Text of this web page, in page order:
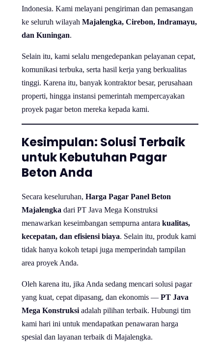
Indonesia. Kami melayani pengiriman dan pemasangan
ke seluruh wilayah Majalengka, Cirebon, Indramayu,
dan Kuningan.
Selain itu, kami selalu mengedepankan pelayanan cepat,
komunikasi terbuka, serta hasil kerja yang berkualitas
tinggi. Karena itu, banyak kontraktor besar, perusahaan
properti, hingga instansi pemerintah mempercayakan
proyek pagar beton mereka kepada kami.
Kesimpulan: Solusi Terbaik
untuk Kebutuhan Pagar
Beton Anda
Secara keseluruhan, Harga Pagar Panel Beton
Majalengka dari PT Java Mega Konstruksi
menawarkan keseimbangan sempurna antara kualitas,
kecepatan, dan efisiensi biaya. Selain itu, produk kami
tidak hanya kokoh tetapi juga memperindah tampilan
area proyek Anda.
Oleh karena itu, jika Anda sedang mencari solusi pagar
yang kuat, cepat dipasang, dan ekonomis — PT Java
Mega Konstruksi adalah pilihan terbaik. Hubungi tim
kami hari ini untuk mendapatkan penawaran harga
spesial dan layanan terbaik di Majalengka.